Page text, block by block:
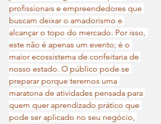
profissionais e empreendedores que
buscam deixar o amadorismo e
alcançar o topo do mercado. Por isso,
este não é apenas um evento; é o
maior ecossistema de confeitaria de
nosso estado. O público pode se
preparar porque teremos uma
maratona de atividades pensada para
quem quer aprendizado prático que
pode ser aplicado no seu negócio,